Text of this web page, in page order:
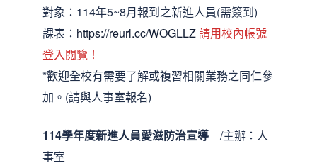
對象：114年5~8月報到之新進人員(需簽到)
課表： https://reurl.cc/WOGLLZ請用校內帳號
登入閱覽！
*歡迎全校有需要了解或複習相關業務之同仁參
加。(請與人事室報名)
114學年度新進人員愛滋防治宣導 /主辦：人
事室